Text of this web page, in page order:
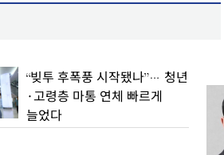
“빚투 후폭풍 시작됐나”… 청년
·고령층 마통 연체 빠르게
늘었다